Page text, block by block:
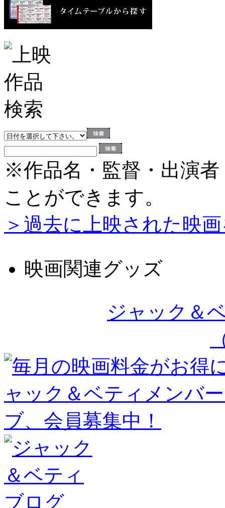
※作品名・監督・出演
ことができます。
＞過去に上映された映
映画関連グッズ
ジャック＆